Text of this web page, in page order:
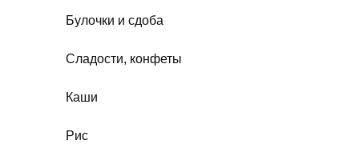
Булочки и сдоба
Сладости, конфеты
Каши
Рис